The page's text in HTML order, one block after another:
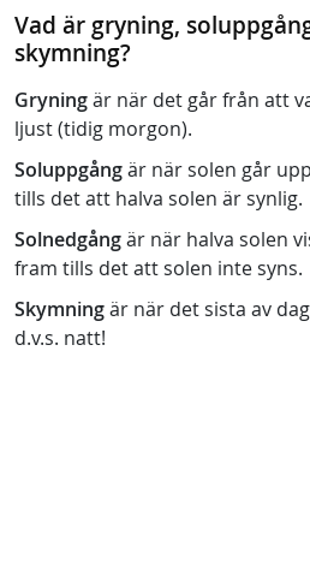
Vad är gryning,
skymning?
Gryningär när det går från att
ljust (tidig morgon).
Soluppgångär när solen går
tills det att halva solen är synlig.
Solnedgångär när halva solen
fram tills det att solen inte syns.
Skymningär när det sista av
d.v.s. natt!